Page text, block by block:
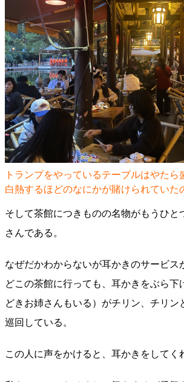
トランプをやっているテーブルはやたら
白熱するほどのなにかが賭けられていた
そして茶館につきものの名物がもうひと
さんである。
なぜだかわからないが耳かきのサービス
どこの茶館に行っても、耳かきをぶら下
どきお姉さんもいる）がチリン、チリン
巡回している。
この人に声をかけると、耳かきをしてく